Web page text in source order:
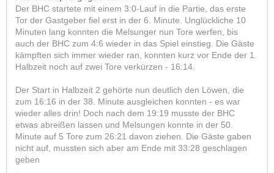
Der BHC startete mit einem 3:0-Lauf in die Partie, das erste
Tor der Gastgeber fiel erst in der 6. Minute. Unglückliche 10
Minuten lang konnten die Melsunger nun Tore werfen, bis
auch der BHC zum 4:6 wieder in das Spiel einstieg. Die Gäste
kämpften sich immer wieder ran, konnten kurz vor Ende der 1.
Halbzeit noch auf zwei Tore verkürzen - 16:14.
Der Start in Halbzeit 2 gehörte nun deutlich den Löwen, die
zum 16:16 in der 38. Minute ausgleichen konnten - es war
wieder alles drin! Doch nach dem 19:19 musste der BHC
etwas abreißen lassen und Melsungen konnte in der 50.
Minute auf 5 Tore zum 26:21 davon ziehen. Die Gäste gaben
nicht auf, mussten sich aber am Ende mit 33:28 geschlagen
geben